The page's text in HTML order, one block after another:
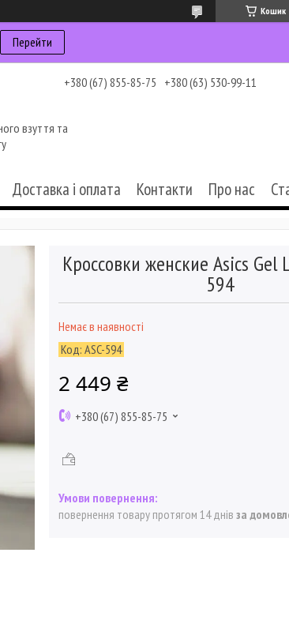
Кошик
Перейти
+380 (67) 855-85-75 +380 (63) 530-99-11
взуття та
Доставка і оплата Контакти Про нас
Кроссовки женские Asics Gel
594
Немає в наявності
Код: ASC-594
2 449 ₴
+380 (67) 855-85-75
повернення товару протягом 14 днів за